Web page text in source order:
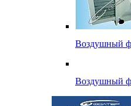
Воздушный
Воздушный